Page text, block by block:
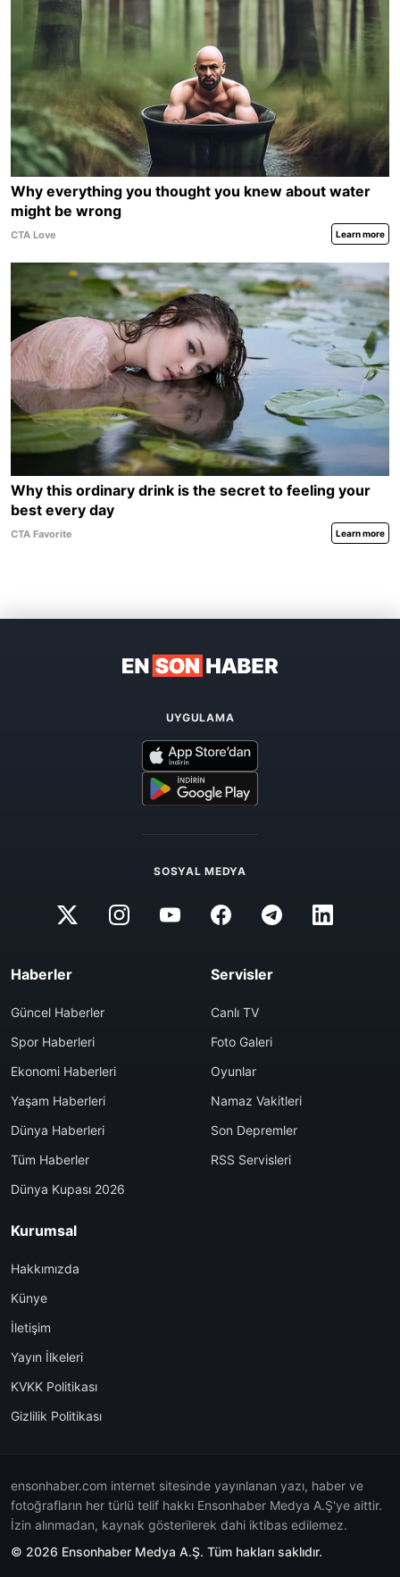
UYGULAMA
SOSYAL MEDYA
Haberler
Güncel Haberler
Spor Haberleri
Ekonomi Haberleri
Yaşam Haberleri
Dünya Haberleri
Tüm Haberler
Dünya Kupası 2026
Servisler
Canlı TV
Foto Galeri
Oyunlar
Namaz Vakitleri
Son Depremler
RSS Servisleri
Kurumsal
Hakkımızda
Künye
İletişim
Yayın İlkeleri
KVKK Politikası
Gizlilik Politikası
ensonhaber.com internet sitesinde yayınlanan yazı, haber ve
fotoğrafların her türlü telif hakkı Ensonhaber Medya A.Ş'ye aittir.
İzin alınmadan, kaynak gösterilerek dahi iktibas edilemez.
© 2026 Ensonhaber Medya A.Ş. Tüm hakları saklıdır.